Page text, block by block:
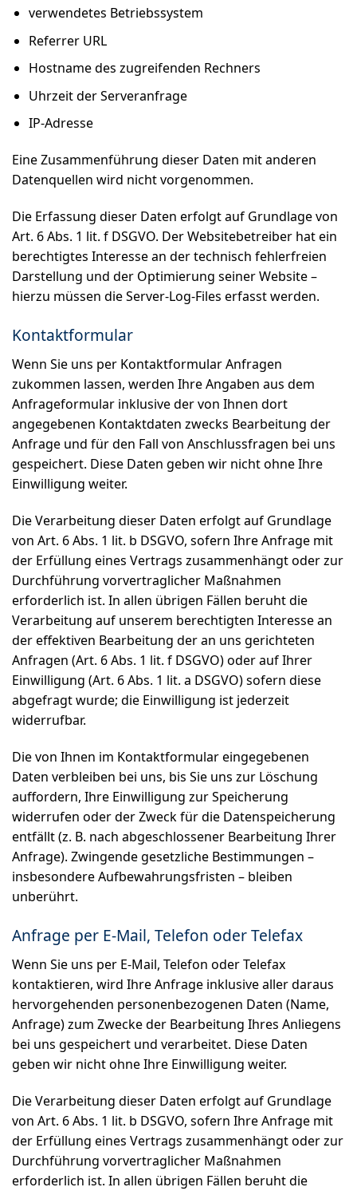
verwendetes Betriebssystem
Referrer URL
Hostname des zugreifenden Rechners
Uhrzeit der Serveranfrage
IP-Adresse
Eine Zusammenführung dieser Daten mit anderen
Datenquellen wird nicht vorgenommen.
Die Erfassung dieser Daten erfolgt auf Grundlage von
Art. 6 Abs. 1 lit. f DSGVO. Der Websitebetreiber hat ein
berechtigtes Interesse an der technisch fehlerfreien
Darstellung und der Optimierung seiner Website –
hierzu müssen die Server-Log-Files erfasst werden.
Kontaktformular
Wenn Sie uns per Kontaktformular Anfragen
zukommen lassen, werden Ihre Angaben aus dem
Anfrageformular inklusive der von Ihnen dort
angegebenen Kontaktdaten zwecks Bearbeitung der
Anfrage und für den Fall von Anschlussfragen bei uns
gespeichert. Diese Daten geben wir nicht ohne Ihre
Einwilligung weiter.
Die Verarbeitung dieser Daten erfolgt auf Grundlage
von Art. 6 Abs. 1 lit. b DSGVO, sofern Ihre Anfrage mit
der Erfüllung eines Vertrags zusammenhängt oder zur
Durchführung vorvertraglicher Maßnahmen
erforderlich ist. In allen übrigen Fällen beruht die
Verarbeitung auf unserem berechtigten Interesse an
der effektiven Bearbeitung der an uns gerichteten
Anfragen (Art. 6 Abs. 1 lit. f DSGVO) oder auf Ihrer
Einwilligung (Art. 6 Abs. 1 lit. a DSGVO) sofern diese
abgefragt wurde; die Einwilligung ist jederzeit
widerrufbar.
Die von Ihnen im Kontaktformular eingegebenen
Daten verbleiben bei uns, bis Sie uns zur Löschung
auffordern, Ihre Einwilligung zur Speicherung
widerrufen oder der Zweck für die Datenspeicherung
entfällt (z. B. nach abgeschlossener Bearbeitung Ihrer
Anfrage). Zwingende gesetzliche Bestimmungen –
insbesondere Aufbewahrungsfristen – bleiben
unberührt.
Anfrage per E-Mail, Telefon oder Telefax
Wenn Sie uns per E-Mail, Telefon oder Telefax
kontaktieren, wird Ihre Anfrage inklusive aller daraus
hervorgehenden personenbezogenen Daten (Name,
Anfrage) zum Zwecke der Bearbeitung Ihres Anliegens
bei uns gespeichert und verarbeitet. Diese Daten
geben wir nicht ohne Ihre Einwilligung weiter.
Die Verarbeitung dieser Daten erfolgt auf Grundlage
von Art. 6 Abs. 1 lit. b DSGVO, sofern Ihre Anfrage mit
der Erfüllung eines Vertrags zusammenhängt oder zur
Durchführung vorvertraglicher Maßnahmen
erforderlich ist. In allen übrigen Fällen beruht die